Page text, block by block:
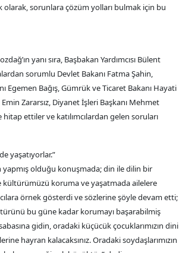
olarak, sorunlara çözüm yolları bulmak için bu
yanı sıra, Başbakan Yardımcısı Bülent
sorumlu Devlet Bakanı Fatma Şahin,
Egemen Bağış, Gümrük ve Ticaret Bakanı Hayati
Emin Zararsız, Diyanet İşleri Başkanı Mehmet
hitap ettiler ve katılımcılardan gelen soruları
yaşatıyorlar.”
yapmış olduğu konuşmada; din ile dilin bir
kültürümüzü koruma ve yaşatmada ailelere
örnek gösterdi ve sözlerine şöyle devam etti;
bu güne kadar korumayı başarabilmiş
gidin, oradaki küçücük çocuklarımızın dini
hayran kalacaksınız. Oradaki soydaşlarımızın